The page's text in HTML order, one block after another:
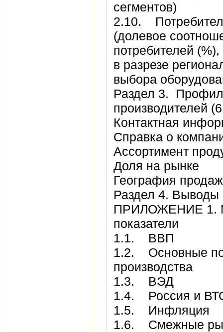
сегментов)
2.10.
(долевое
потребителей
в разрезе
выбора
Раздел 3.
производителей
Контактная
Справка о
Ассортимент
Доля на рынке
География продаж
Раздел 4. Выводы
ПРИЛОЖЕНИЕ 1.
показатели
1.1. ВВП
1.2. Основные
производства
1.3. ВЭД
1.4. Россия и
1.5. Инфляция
1.6. Смежные